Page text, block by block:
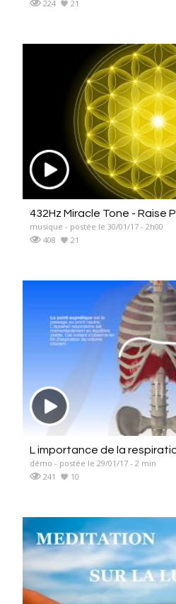
224 21
432Hz Miracle Tone - Raise
musique - postée le 30/01/17 - 2h00
408
21
L importance de la
démo - postée le 29/01/17 - 2 min
241
10